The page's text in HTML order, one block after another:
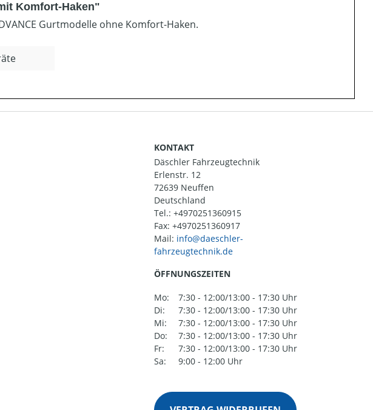
Komfort-Haken"
Gurtmodelle ohne Komfort-Haken.
KONTAKT
Däschler Fahrzeugtechnik
Erlenstr. 12
72639 Neuffen
Deutschland
Tel.: +4970251360915
Fax: +4970251360917
Mail:
ÖFFNUNGSZEITEN
Mo:
7:30 - 12:00/13:00 - 17:30 Uhr
Di:
7:30 - 12:00/13:00 - 17:30 Uhr
Mi:
7:30 - 12:00/13:00 - 17:30 Uhr
Do:
7:30 - 12:00/13:00 - 17:30 Uhr
Fr:
7:30 - 12:00/13:00 - 17:30 Uhr
Sa:
9:00 - 12:00 Uhr